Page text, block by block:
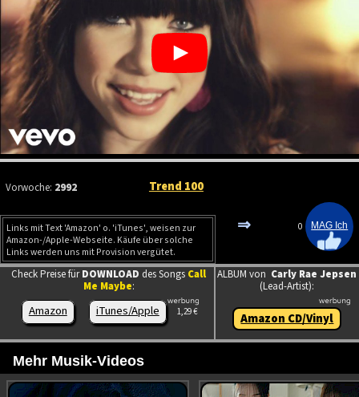
Vorwoche: 2992 Trend 100
Links mit Text 'Amazon' o. 'iTunes', weisen zur
Amazon-/Apple-Webseite. Käufe über solche
Links werden uns mit Provision vergütet.
⇒ 0
Check Preise fürDOWNLOAD des Songs Call
Me Maybe:
Amazon iTunes/Apple 1,29 €
ALBUM von Carly Rae Jepsen
(Lead-Artist):
Amazon CD/Vinyl
Mehr Musik-Videos